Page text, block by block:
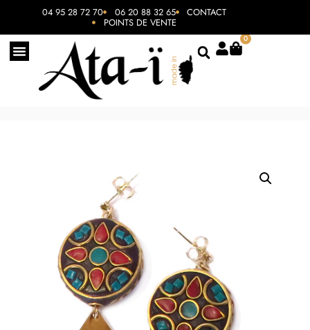
04 95 28 72 70 06 20 88 32 65 CONTACT
POINTS DE VENTE
0